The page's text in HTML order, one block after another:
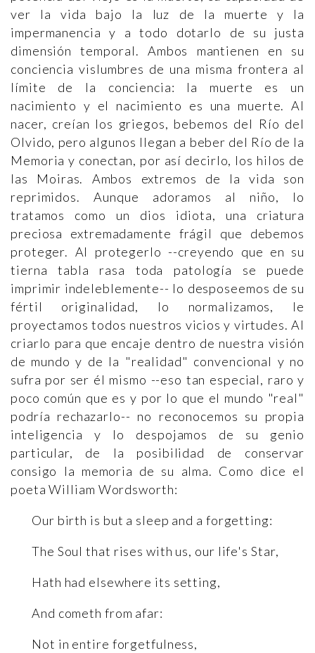
ver la vida bajo la luz de la muerte y la
impermanencia y a todo dotarlo de su justa
dimensión temporal. Ambos mantienen en su
conciencia vislumbres de una misma frontera al
límite de la conciencia: la muerte es un
nacimiento y el nacimiento es una muerte. Al
nacer, creían los griegos, bebemos del Río del
Olvido, pero algunos llegan a beber del Río de la
Memoria y conectan, por así decirlo, los hilos de
las Moiras. Ambos extremos de la vida son
reprimidos. Aunque adoramos al niño, lo
tratamos como un dios idiota, una criatura
preciosa extremadamente frágil que debemos
proteger. Al protegerlo --creyendo que en su
tierna tabla rasa toda patología se puede
imprimir indeleblemente-- lo desposeemos de su
fértil originalidad, lo normalizamos, le
proyectamos todos nuestros vicios y virtudes. Al
criarlo para que encaje dentro de nuestra visión
de mundo y de la "realidad" convencional y no
sufra por ser él mismo --eso tan especial, raro y
poco común que es y por lo que el mundo "real"
podría rechazarlo-- no reconocemos su propia
inteligencia y lo despojamos de su genio
particular, de la posibilidad de conservar
consigo la memoria de su alma. Como dice el
poeta William Wordsworth:
Our birth is but a sleep and a forgetting:
The Soul that rises with us, our life's Star,
Hath had elsewhere its setting,
And cometh from afar:
Not in entire forgetfulness,